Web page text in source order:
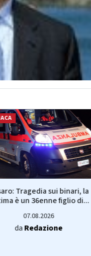
Tragedia sui binari, la
è un 36enne figlio di...
07.08.2026
daRedazione